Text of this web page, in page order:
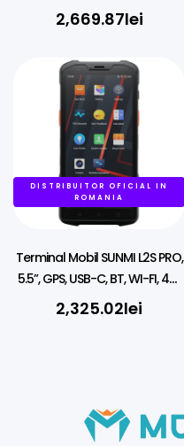
MUULOX X14 (11.6”) cu
2,669.87lei
DISTRIBUITOR OFICIAL IN
ROMANIA
Terminal Mobil SUNMI L2S PRO,
5.5”, GPS, USB-C, BT, WI-FI, 4G,
NFC, Fara Scanner, Fara Play
2,325.02lei